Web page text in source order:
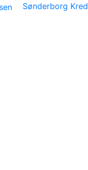
Sønderborg